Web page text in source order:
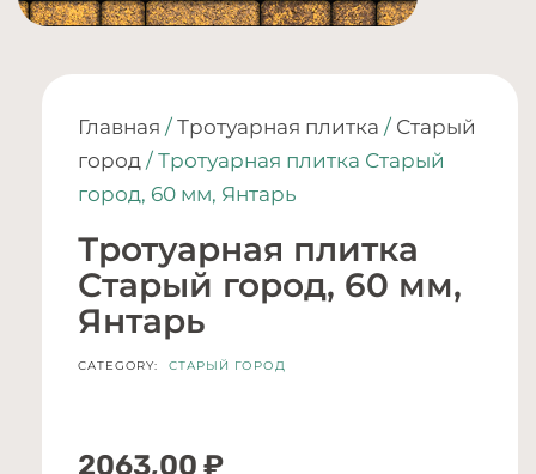
Главная / Тротуарная плитка / Старый
город / Тротуарная плитка Старый
город, 60 мм, Янтарь
Тротуарная плитка
Старый город, 60 мм,
Янтарь
CATEGORY: СТАРЫЙ ГОРОД
2063,00 ₽